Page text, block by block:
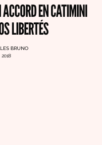
EN CATIMINI
LIBERTÉS
BRUNO